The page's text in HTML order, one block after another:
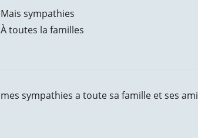
Mais sympathies
À toutes la familles
mes sympathies a toute sa famille et ses